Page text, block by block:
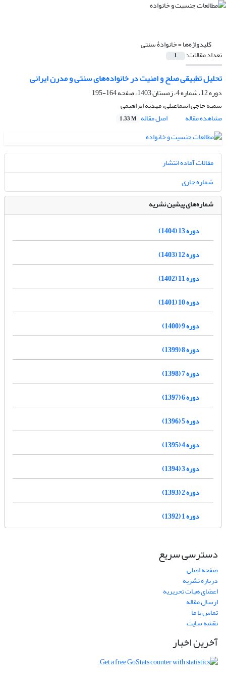
کلیدواژه‌ها =خانوادۀ سنتی
تعداد مقالات: 1
تحلیل تطبیقی صلح و امنیت در خانواده‌های سنتی و مدرن ایرانی
دوره 12، شماره 4، زمستان 1403، صفحه
164-195
سمیه حاجی اسماعیلی، مهدیه ابراهیمی
مشاهده مقاله
اصل مقاله 1.33 M
مقالات آماده انتشار
شماره جاری
شماره‌های پیشین نشریه
دوره 13 (1404)
دوره 12 (1403)
دوره 11 (1402)
دوره 10 (1401)
دوره 9 (1400)
دوره 8 (1399)
دوره 7 (1398)
دوره 6 (1397)
دوره 5 (1396)
دوره 4 (1395)
دوره 3 (1394)
دوره 2 (1393)
دوره 1 (1392)
دسترسی سریع
صفحه اصلی
درباره نشریه
اعضای هیات تحریریه
ارسال مقاله
تماس با ما
نقشه سایت
آخرین اخبار